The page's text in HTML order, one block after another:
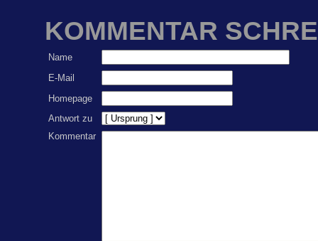
KOMMENTAR
Name
E-Mail
Homepage
Antwort zu
Kommentar